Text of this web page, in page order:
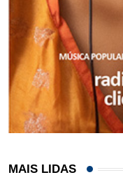
MAIS LIDAS